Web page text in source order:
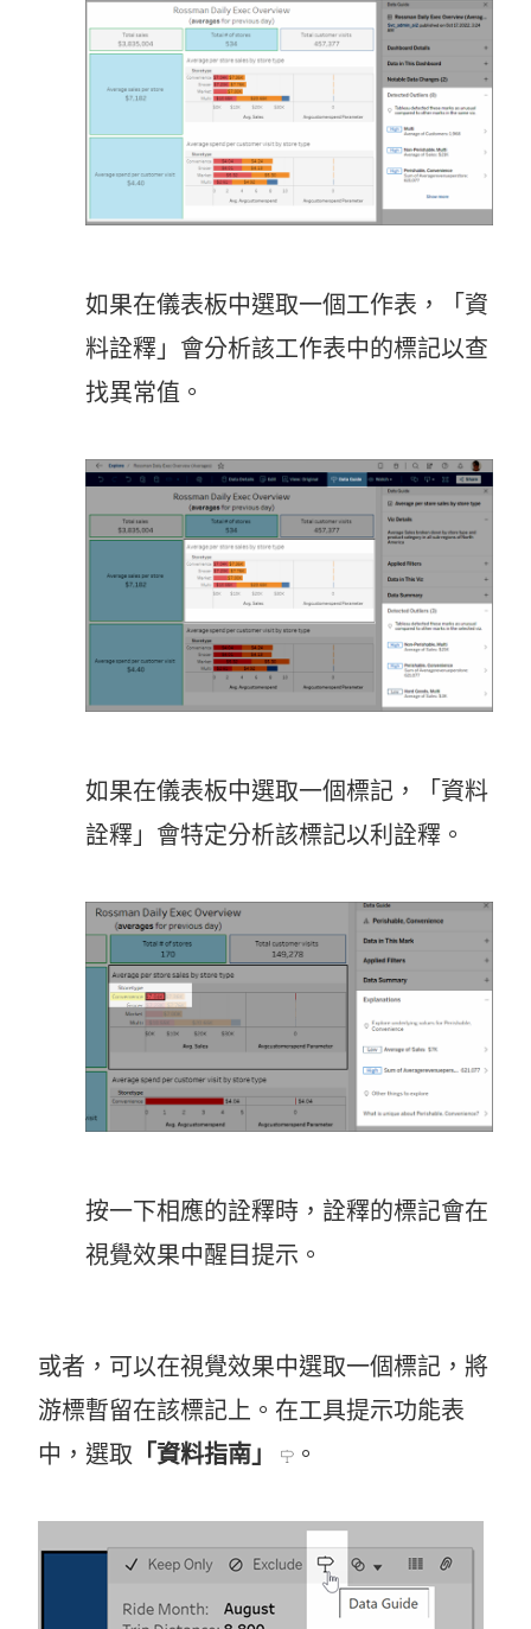
如果在儀表板中選取一個工作表，「資
料詮釋」會分析該工作表中的標記以查
找異常值。
如果在儀表板中選取一個標記，「資料
詮釋」會特定分析該標記以利詮釋。
按一下相應的詮釋時，詮釋的標記會在
視覺效果中醒目提示。
或者，可以在視覺效果中選取一個標記，將
游標暫留在該標記上。在工具提示功能表
中，選取 「資料指南」 。